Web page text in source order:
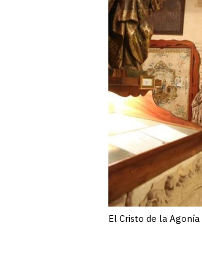
El Cristo de la